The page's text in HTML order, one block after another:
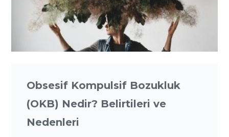
Obsesif Kompulsif Bozukluk
(OKB) Nedir? Belirtileri ve
Nedenleri